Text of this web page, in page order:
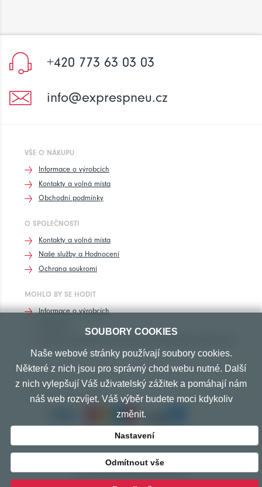
+420 773 63 03 03
info@exprespneu.cz
VŠE O NÁKUPU
Informace o výrobcích
Kontakty a volná místa
Obchodní podmínky
O SPOLEČNOSTI
Kontakty a volná místa
Naše služby a Hodnocení
Ochrana soukromí
MOHLO BY SE HODIT
Informace o výrobcích
PŘIJÍMÁME TYTO PLATBY
© Copyright 2010-2026 Exprespneu.cz
SOUBORY COOKIES
Naše webové stránky používají soubory cookies.
Některé z nich jsou pro správný chod webu nutné. Další
z nich vylepšují Váš uživatelský zážitek a pomáhají nám
náš web rozvíjet. Váš výběr budete moci kdykoliv
změnit.
Nastavení
Odmítnout vše